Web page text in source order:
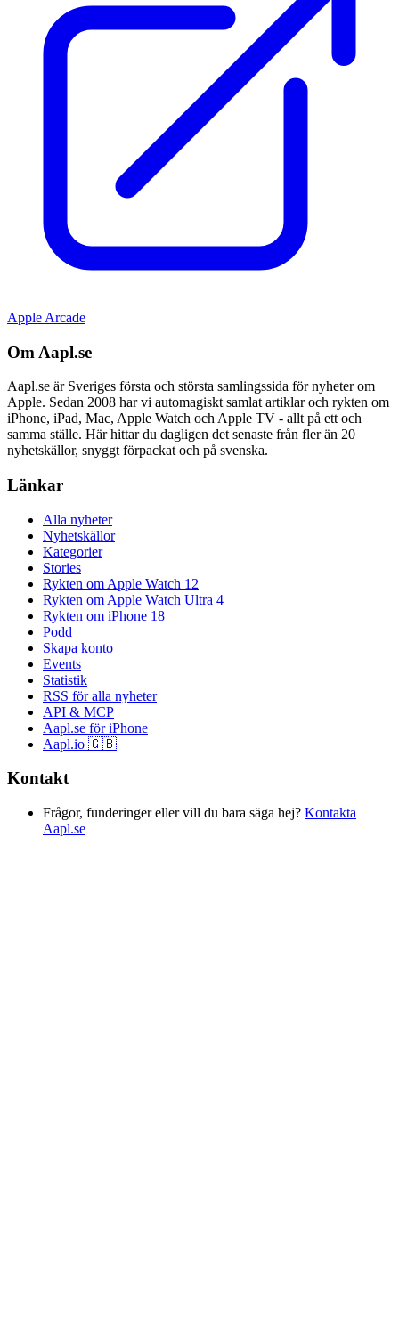
Apple Arcade
Om Aapl.se
Aapl.se är Sveriges första och största samlingssida för nyheter om
Apple. Sedan 2008 har vi automagiskt samlat artiklar och rykten om
iPhone, iPad, Mac, Apple Watch och Apple TV - allt på ett och
samma ställe. Här hittar du dagligen det senaste från fler än 20
nyhetskällor, snyggt förpackat och på svenska.
Länkar
Alla nyheter
Nyhetskällor
Kategorier
Stories
Rykten om Apple Watch 12
Rykten om Apple Watch Ultra 4
Rykten om iPhone 18
Podd
Skapa konto
Events
Statistik
RSS för alla nyheter
API & MCP
Aapl.se för iPhone
Aapl.io 🇬🇧
Kontakt
Frågor, funderinger eller vill du bara säga hej? Kontakta
Aapl.se